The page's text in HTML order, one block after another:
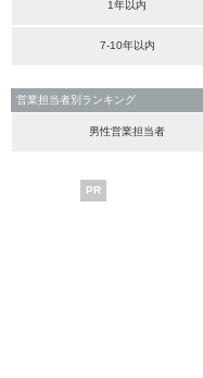
1年以内
7-10年以内
営業担当者別ランキング
男性営業担当者
PR